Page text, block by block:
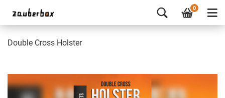
0
Double Cross Holster